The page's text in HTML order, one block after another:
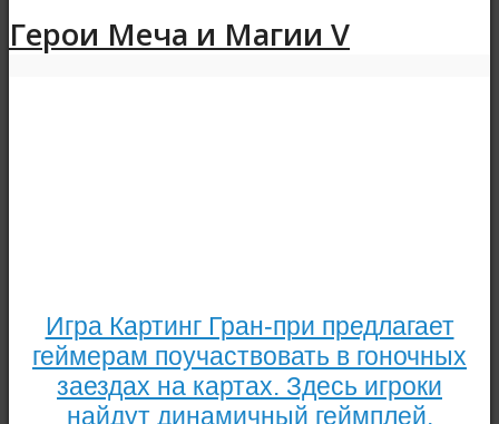
Герои Меча и Магии V
Игра Картинг Гран-при предлагает
геймерам поучаствовать в гоночных
заездах на картах. Здесь игроки
найдут динамичный геймплей,